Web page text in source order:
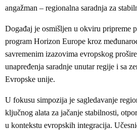
angažman – regionalna saradnja za
Događaj je osmišljen u okviru pripreme
program Horizon Europe kroz
savremenim izazovima evropskog
unapređenja saradnje unutar regije i sa
Evropske unije.
U fokusu simpozija je sagledavanje
ključnog alata za jačanje stabilnosti,
u kontekstu evropskih integracija.